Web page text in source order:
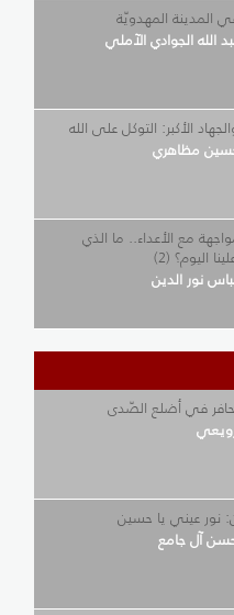
المدينة المهدويّة
الله الجوادي الآملي
الأكبر: التوكل على الله
مظاهري
مع الأعداء.. ما الذي
اليوم؟ (2)
نور الدين
في أضلع الصّدى
نور عيني يا حسين
آل جامع